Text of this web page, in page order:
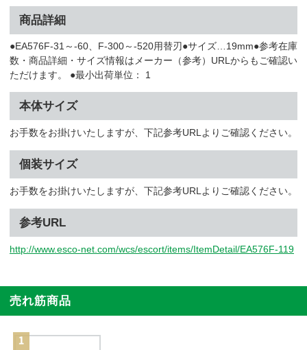
商品詳細
●EA576F-31～-60、F-300～-520用替刃●サイズ…19mm●参考在庫
数・商品詳細・サイズ情報はメーカー（参考）URLからもご確認い
ただけます。 ●最小出荷単位： 1
本体サイズ
お手数をお掛けいたしますが、下記参考URLよりご確認ください。
個装サイズ
お手数をお掛けいたしますが、下記参考URLよりご確認ください。
参考URL
http://www.esco-net.com/wcs/escort/items/ItemDetail/EA576F-119
売れ筋商品